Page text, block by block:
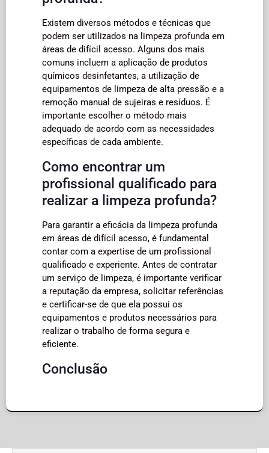
Existem diversos métodos e técnicas que
podem ser utilizados na limpeza profunda em
áreas de difícil acesso. Alguns dos mais
comuns incluem a aplicação de produtos
químicos desinfetantes, a utilização de
equipamentos de limpeza de alta pressão e a
remoção manual de sujeiras e resíduos. É
importante escolher o método mais
adequado de acordo com as necessidades
específicas de cada ambiente.
Como encontrar um
profissional qualificado para
realizar a limpeza profunda?
Para garantir a eficácia da limpeza profunda
em áreas de difícil acesso, é fundamental
contar com a expertise de um profissional
qualificado e experiente. Antes de contratar
um serviço de limpeza, é importante verificar
a reputação da empresa, solicitar referências
e certificar-se de que ela possui os
equipamentos e produtos necessários para
realizar o trabalho de forma segura e
eficiente.
Conclusão